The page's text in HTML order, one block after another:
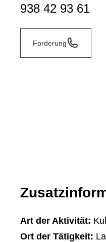
938 42 93 61
Forderung
Art der Aktivität:
Ort der Tätigkeit: